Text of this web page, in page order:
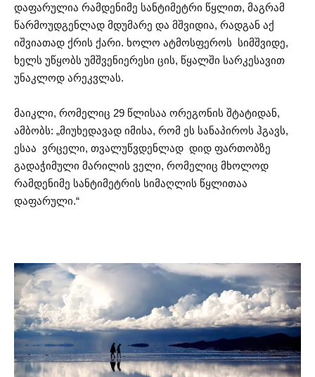
დაფარულია რამდენიმე სანტიმეტრი წყლით, მაგრამ
წარმოუდგენლად მდუმარე და მშვიდია, რადგან აქ
იშვიათად ქრის ქარი. ხოლო ატმოსფეროს სიმშვიდე,
ხელს უწყობს უმშვენიერესი ცის, წყალში სარკესავით
უნაკლოდ არეკვლას.
მაიკლი, რომელიც 29 წლისაა ორეგონის შტატიდან,
ამბობს: „მიუხედავად იმისა, რომ ეს სანაპიროს ჰგავს,
ესაა ვრცელი, თვალუწვდენლად დიდ ფართობზე
გადაჭიმული მარილის ველი, რომელიც მხოლოდ
რამდენიმე სანტიმეტრის სიმაღლის წყლითაა
დაფარული.“